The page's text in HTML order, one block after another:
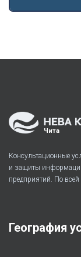
Чита
Консультационные
и защиты
предприятий. По всей
География